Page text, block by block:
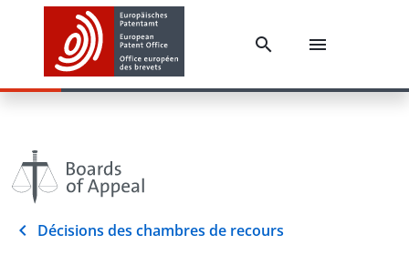
Décisions des chambres de recours